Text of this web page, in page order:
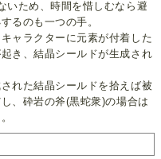
いため、時間を惜しむなら避
るのも一つの手。
ャラクターに元素が付着した
き、結晶シールドが生成され
れた結晶シールドを拾えば被
、砕岩の斧(黒蛇衆)の場合は